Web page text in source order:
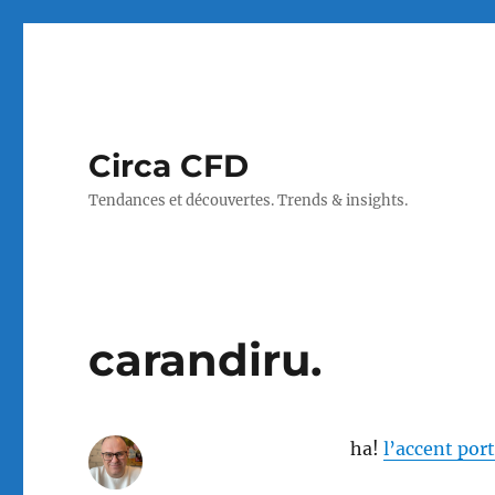
Circa CFD
Tendances et découvertes. Trends & insights.
carandiru.
ha! l’accent